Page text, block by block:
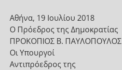
Αθήνα, 19 Ιουλίου 2018
Ο Πρόεδρος της Δημοκρατίας
ΠΡΟΚΟΠΙΟΣ Β. ΠΑΥΛΟΠΟΥΛΟΣ
Οι Υπουργοί
Αντιπρόεδρος της